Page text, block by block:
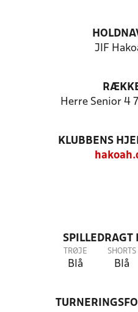
JIF
Herre Senior 4
KLUBBENS
SPILLEDRAGT
TRØJE
Blå
SHORTS
Blå